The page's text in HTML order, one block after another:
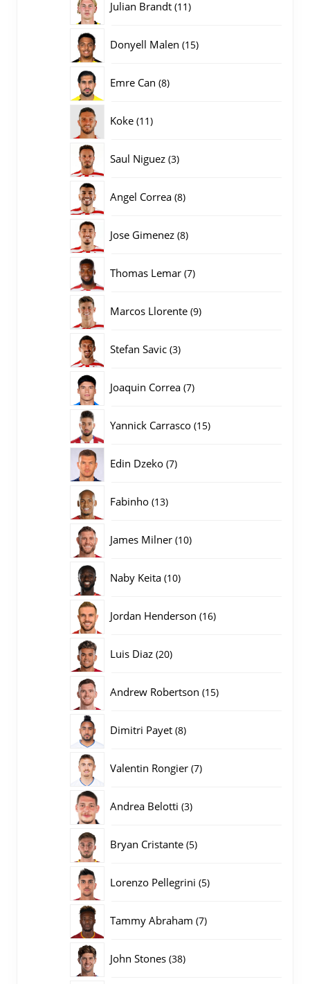
Julian Brandt 1111
Donyell Malen 1515
Emre Can 88
Koke 1111
Saul Niguez 33
Angel Correa 88
Jose Gimenez 88
Thomas Lemar 77
Marcos Llorente 99
Stefan Savic 33
Joaquin Correa 77
Yannick Carrasco 1515
Edin Dzeko 77
Fabinho 1313
James Milner 1010
Naby Keita 1010
Jordan Henderson 1616
Luis Diaz 2020
Andrew Robertson 1515
Dimitri Payet 88
Valentin Rongier 77
Andrea Belotti 33
Bryan Cristante 55
Lorenzo Pellegrini 55
Tammy Abraham 77
John Stones 3838